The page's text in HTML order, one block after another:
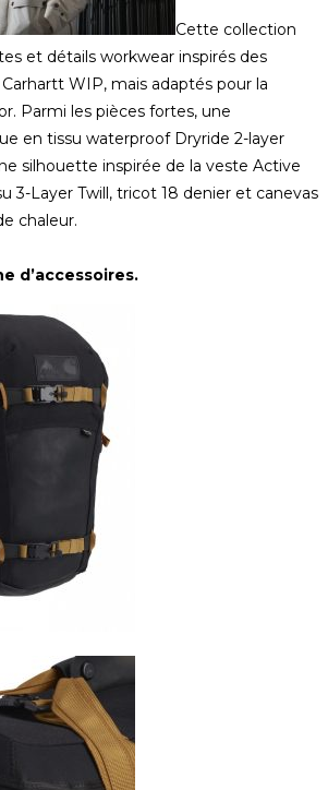
Cette collection
et détails workwear inspirés des
WIP, mais adaptés pour la
Parmi les pièces fortes, une
en tissu waterproof Dryride 2-layer
silhouette inspirée de la veste Active
3-Layer Twill, tricot 18 denier et canevas
chaleur.
d’accessoires.